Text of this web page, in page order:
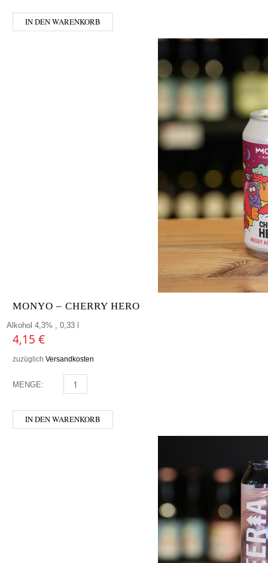
IN DEN WARENKORB
MONYO – CHERRY HERO
Alkohol 4,3% , 0,33 l
4,15 €
zuzüglich Versandkosten
MENGE: MONYO - CHERRY HERO MENGE
IN DEN WARENKORB